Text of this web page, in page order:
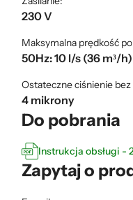
230 V
Maksymalna prędkość
50Hz: 10 l/s (36 m³/
Ostateczne ciśnienie
4 mikrony
Do pobrania
Instrukcja obsługi -
Zapytaj o